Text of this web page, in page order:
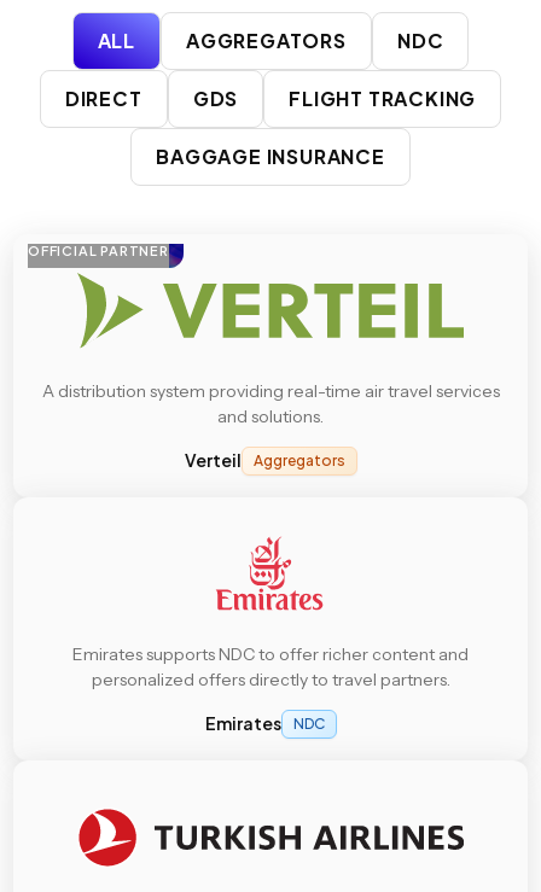
ALL AGGREGATORS NDC
DIRECT GDS FLIGHT TRACKING
BAGGAGE INSURANCE
OFFICIAL PARTNER
A distribution system providing real-time air travel services
and solutions.
Verteil Aggregators
Emirates supports NDC to offer richer content and
personalized offers directly to travel partners.
Emirates NDC